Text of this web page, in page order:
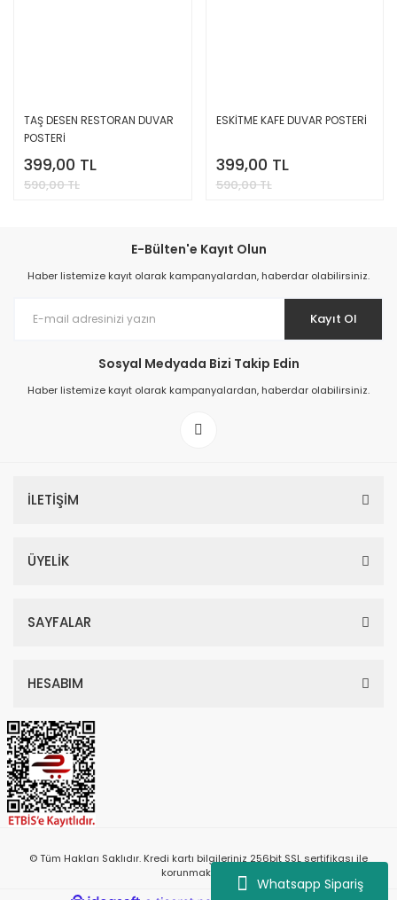
Whatsapp Sipariş
TAŞ DESEN RESTORAN DUVAR
POSTERİ
399,00 TL
590,00 TL
ESKİTME KAFE DUVAR POSTERİ
399,00 TL
590,00 TL
E-Bülten'e Kayıt Olun
Haber listemize kayıt olarak kampanyalardan, haberdar olabilirsiniz.
Kayıt Ol
Sosyal Medyada Bizi Takip Edin
Haber listemize kayıt olarak kampanyalardan, haberdar olabilirsiniz.
İLETİŞİM
ÜYELİK
SAYFALAR
HESABIM
© Tüm Hakları Saklıdır. Kredi kartı bilgileriniz 256bit SSL sertifikası ile
korunmaktadır.